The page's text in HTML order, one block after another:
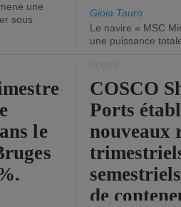
une
sous
Gioia Tauro
Le navire « MSC
une puissance
le
COSCO
Ports
nouveaux
de